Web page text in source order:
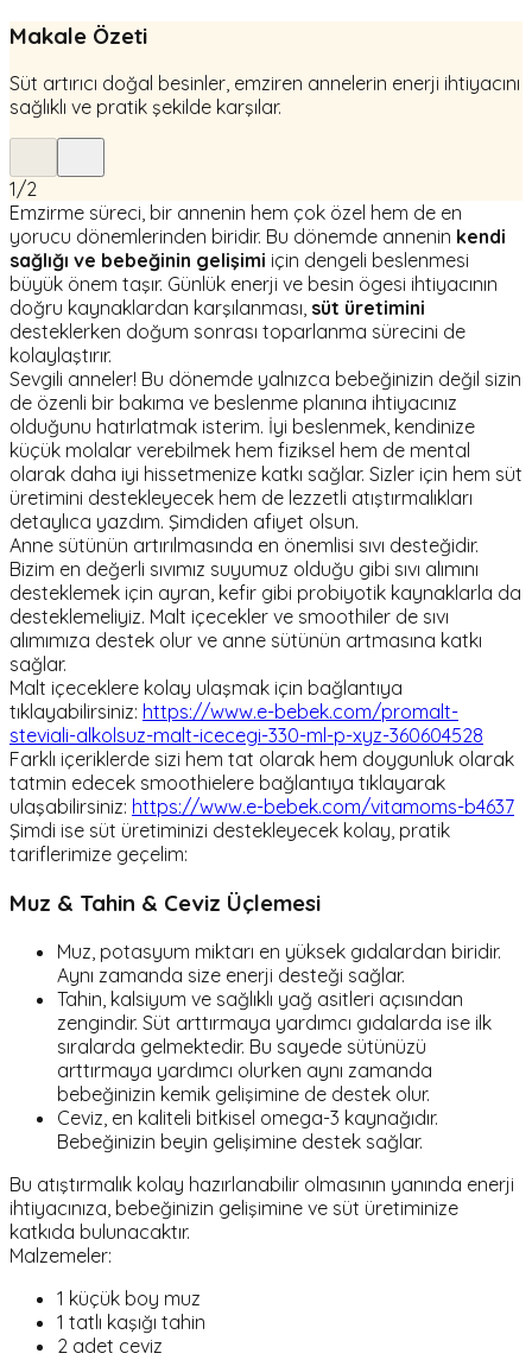
Makale Özeti
Süt artırıcı doğal besinler, emziren annelerin enerji ihtiyacını
sağlıklı ve pratik şekilde karşılar.
1/2
Emzirme süreci, bir annenin hem çok özel hem de en
yorucu dönemlerinden biridir. Bu dönemde annenin kendi
sağlığı ve bebeğinin gelişimi için dengeli beslenmesi
büyük önem taşır. Günlük enerji ve besin ögesi ihtiyacının
doğru kaynaklardan karşılanması, süt üretimini
desteklerken doğum sonrası toparlanma sürecini de
kolaylaştırır.
Sevgili anneler! Bu dönemde yalnızca bebeğinizin değil sizin
de özenli bir bakıma ve beslenme planına ihtiyacınız
olduğunu hatırlatmak isterim. İyi beslenmek, kendinize
küçük molalar verebilmek hem fiziksel hem de mental
olarak daha iyi hissetmenize katkı sağlar. Sizler için hem süt
üretimini destekleyecek hem de lezzetli atıştırmalıkları
detaylıca yazdım. Şimdiden afiyet olsun.
Anne sütünün artırılmasında en önemlisi sıvı desteğidir.
Bizim en değerli sıvımız suyumuz olduğu gibi sıvı alımını
desteklemek için ayran, kefir gibi probiyotik kaynaklarla da
desteklemeliyiz. Malt içecekler ve smoothiler de sıvı
alımımıza destek olur ve anne sütünün artmasına katkı
sağlar.
Malt içeceklere kolay ulaşmak için bağlantıya
tıklayabilirsiniz: https://www.e-bebek.com/promalt-
steviali-alkolsuz-malt-icecegi-330-ml-p-xyz-360604528
Farklı içeriklerde sizi hem tat olarak hem doygunluk olarak
tatmin edecek smoothielere bağlantıya tıklayarak
ulaşabilirsiniz: https://www.e-bebek.com/vitamoms-b4637
Şimdi ise süt üretiminizi destekleyecek kolay, pratik
tariflerimize geçelim:
Muz & Tahin & Ceviz Üçlemesi
Muz, potasyum miktarı en yüksek gıdalardan biridir.
Aynı zamanda size enerji desteği sağlar.
Tahin, kalsiyum ve sağlıklı yağ asitleri açısından
zengindir. Süt arttırmaya yardımcı gıdalarda ise ilk
sıralarda gelmektedir. Bu sayede sütünüzü
arttırmaya yardımcı olurken aynı zamanda
bebeğinizin kemik gelişimine de destek olur.
Ceviz, en kaliteli bitkisel omega-3 kaynağıdır.
Bebeğinizin beyin gelişimine destek sağlar.
Bu atıştırmalık kolay hazırlanabilir olmasının yanında enerji
ihtiyacınıza, bebeğinizin gelişimine ve süt üretiminize
katkıda bulunacaktır.
Malzemeler:
1 küçük boy muz
1 tatlı kaşığı tahin
2 adet ceviz